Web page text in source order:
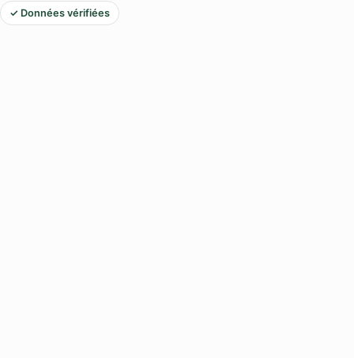
✓ Données vérifiées